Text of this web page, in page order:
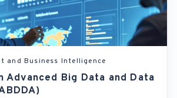
and Business Intelligence
Big Data and Data